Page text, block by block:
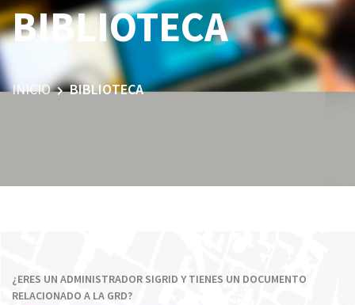
BIBLIOTECA
INICIO BIBLIOTECA
¿ERES UN ADMINISTRADOR SIGRID Y TIENES UN DOCUMENTO
RELACIONADO A LA GRD?